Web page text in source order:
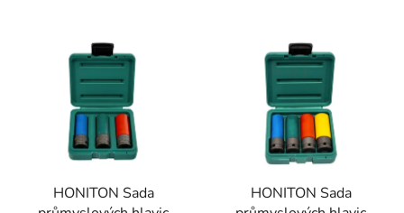
HONITON Sada
HONITON Sada